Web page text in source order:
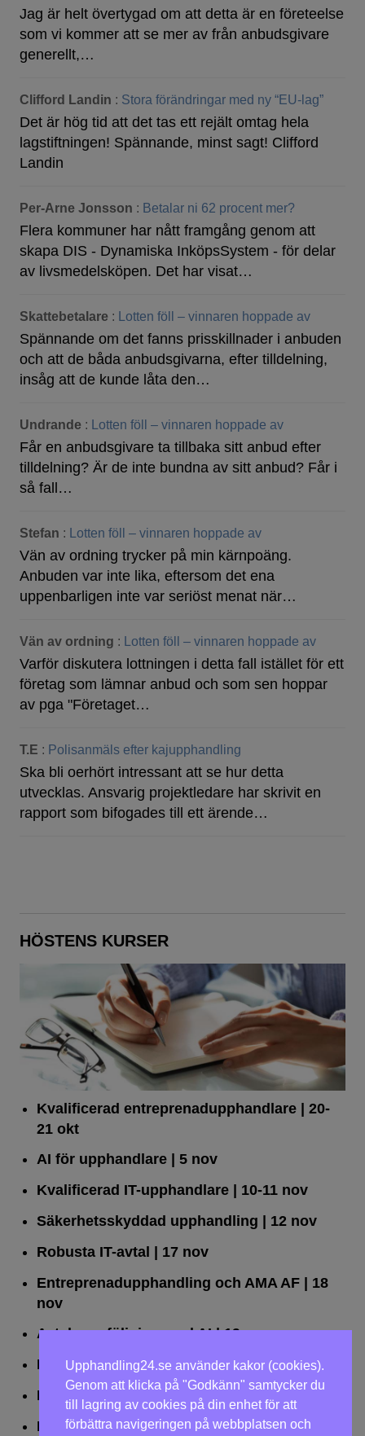
Jag är helt övertygad om att detta är en företeelse
som vi kommer att se mer av från anbudsgivare
generellt,…
Clifford Landin : Stora förändringar med ny “EU-lag”
Det är hög tid att det tas ett rejält omtag hela
lagstiftningen! Spännande, minst sagt! Clifford
Landin
Per-Arne Jonsson : Betalar ni 62 procent mer?
Flera kommuner har nått framgång genom att
skapa DIS - Dynamiska InköpsSystem - för delar
av livsmedelsköpen. Det har visat…
Skattebetalare : Lotten föll – vinnaren hoppade av
Spännande om det fanns prisskillnader i anbuden
och att de båda anbudsgivarna, efter tilldelning,
insåg att de kunde låta den…
Undrande : Lotten föll – vinnaren hoppade av
Får en anbudsgivare ta tillbaka sitt anbud efter
tilldelning? Är de inte bundna av sitt anbud? Får i
så fall…
Stefan : Lotten föll – vinnaren hoppade av
Vän av ordning trycker på min kärnpoäng.
Anbuden var inte lika, eftersom det ena
uppenbarligen inte var seriöst menat när…
Vän av ordning : Lotten föll – vinnaren hoppade av
Varför diskutera lottningen i detta fall istället för ett
företag som lämnar anbud och som sen hoppar
av pga "Företaget…
T.E : Polisanmäls efter kajupphandling
Ska bli oerhört intressant att se hur detta
utvecklas. Ansvarig projektledare har skrivit en
rapport som bifogades till ett ärende…
HÖSTENS KURSER
Kvalificerad entreprenad­upphandlare | 20-
21 okt
AI för upphandlare| 5 nov
Kvalificerad IT-upphandlare| 10-11 nov
Säkerhetsskyddad upphandling | 12 nov
Robusta IT-avtal | 17 nov
Entreprenadupphandling och AMA AF| 18
nov
Avtalsuppföljning med AI| 19 nov
Leda upphandlingar effektivt| 25 nov
Dialogförfaranden | 26 nov
LOU på två dagar| 2-3 dec
Upphandling24.se använder kakor (cookies).
Genom att klicka på "Godkänn" samtycker du
till lagring av cookies på din enhet för att
förbättra navigeringen på webbplatsen och